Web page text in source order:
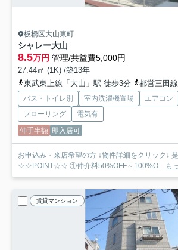
板橋区大山東町
シャレー大山
8.5万円 管理/共益費5,000円
27.44㎡ (1K) /築13年
東武東上線「大山」駅 徒歩3分
都営三田線「
バス・トイレ別 室内洗濯機置場 エアコン
フローリング
電気有
仲手半額 即入居可
お申込み・来店希望の方 ↓物件詳細をクリック↓
☆☆POINT☆☆ ①仲介料50%OFF～100%O... も
賃貸マンション